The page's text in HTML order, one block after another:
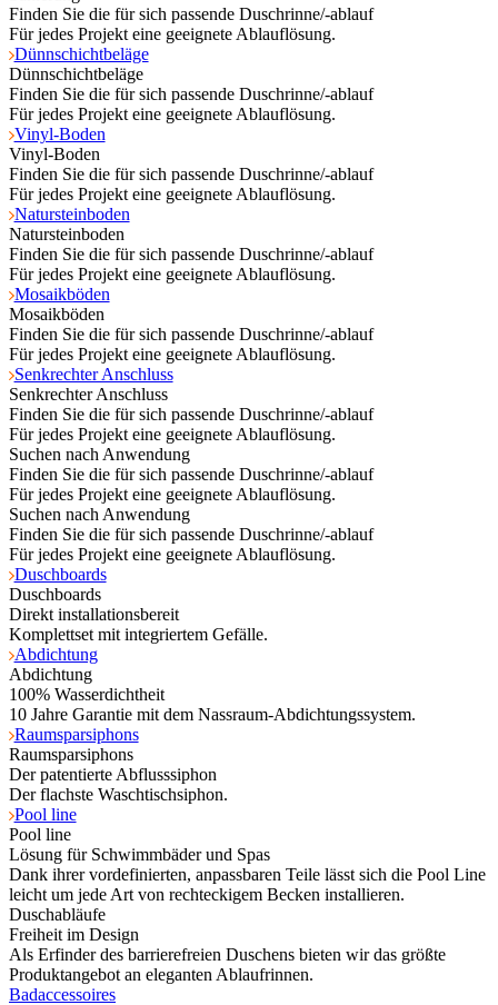
Finden Sie die für sich passende Duschrinne/-ablauf
Für jedes Projekt eine geeignete Ablauflösung.
Dünnschichtbeläge
Dünnschichtbeläge
Finden Sie die für sich passende Duschrinne/-ablauf
Für jedes Projekt eine geeignete Ablauflösung.
Vinyl-Boden
Vinyl-Boden
Finden Sie die für sich passende Duschrinne/-ablauf
Für jedes Projekt eine geeignete Ablauflösung.
Natursteinboden
Natursteinboden
Finden Sie die für sich passende Duschrinne/-ablauf
Für jedes Projekt eine geeignete Ablauflösung.
Mosaikböden
Mosaikböden
Finden Sie die für sich passende Duschrinne/-ablauf
Für jedes Projekt eine geeignete Ablauflösung.
Senkrechter Anschluss
Senkrechter Anschluss
Finden Sie die für sich passende Duschrinne/-ablauf
Für jedes Projekt eine geeignete Ablauflösung.
Suchen nach Anwendung
Finden Sie die für sich passende Duschrinne/-ablauf
Für jedes Projekt eine geeignete Ablauflösung.
Suchen nach Anwendung
Finden Sie die für sich passende Duschrinne/-ablauf
Für jedes Projekt eine geeignete Ablauflösung.
Duschboards
Duschboards
Direkt installationsbereit
Komplettset mit integriertem Gefälle.
Abdichtung
Abdichtung
100% Wasserdichtheit
10 Jahre Garantie mit dem Nassraum-Abdichtungssystem.
Raumsparsiphons
Raumsparsiphons
Der patentierte Abflusssiphon
Der flachste Waschtischsiphon.
Pool line
Pool line
Lösung für Schwimmbäder und Spas
Dank ihrer vordefinierten, anpassbaren Teile lässt sich die Pool Line
leicht um jede Art von rechteckigem Becken installieren.
Duschabläufe
Freiheit im Design
Als Erfinder des barrierefreien Duschens bieten wir das größte
Produktangebot an eleganten Ablaufrinnen.
Badaccessoires